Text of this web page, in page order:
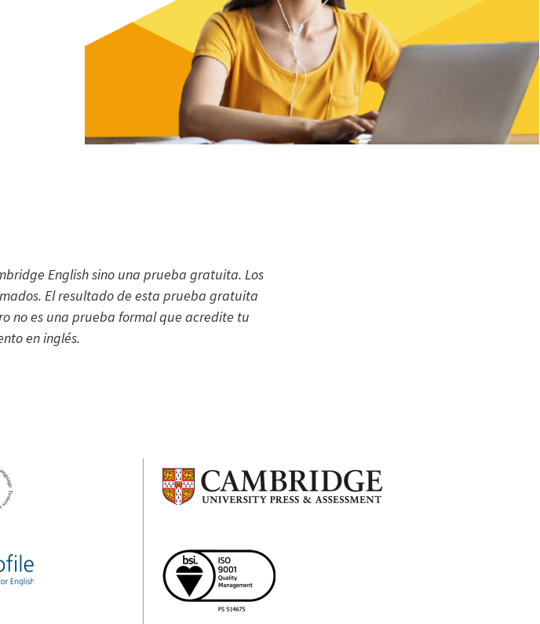
English sino una prueba gratuita. Los
El resultado de esta prueba gratuita
no es una prueba formal que acredite tu
en inglés.